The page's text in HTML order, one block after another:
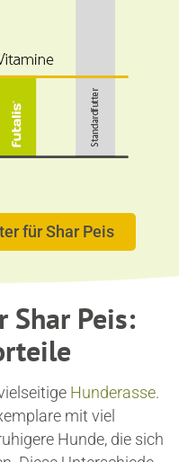
für Shar Peis
Peis:
Hunderasse.
mit viel
Hunde, die sich